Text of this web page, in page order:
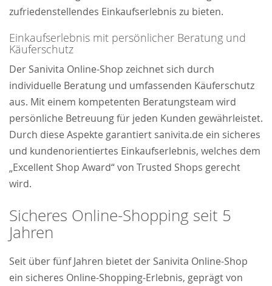
zufriedenstellendes Einkaufserlebnis zu bieten.
Einkaufserlebnis mit persönlicher Beratung und
Käuferschutz
Der Sanivita Online-Shop zeichnet sich durch
individuelle Beratung und umfassenden Käuferschutz
aus. Mit einem kompetenten Beratungsteam wird
persönliche Betreuung für jeden Kunden gewährleistet.
Durch diese Aspekte garantiert sanivita.de ein sicheres
und kundenorientiertes Einkaufserlebnis, welches dem
„Excellent Shop Award“ von Trusted Shops gerecht
wird.
Sicheres Online-Shopping seit 5
Jahren
Seit über fünf Jahren bietet der Sanivita Online-Shop
ein sicheres Online-Shopping-Erlebnis, geprägt von